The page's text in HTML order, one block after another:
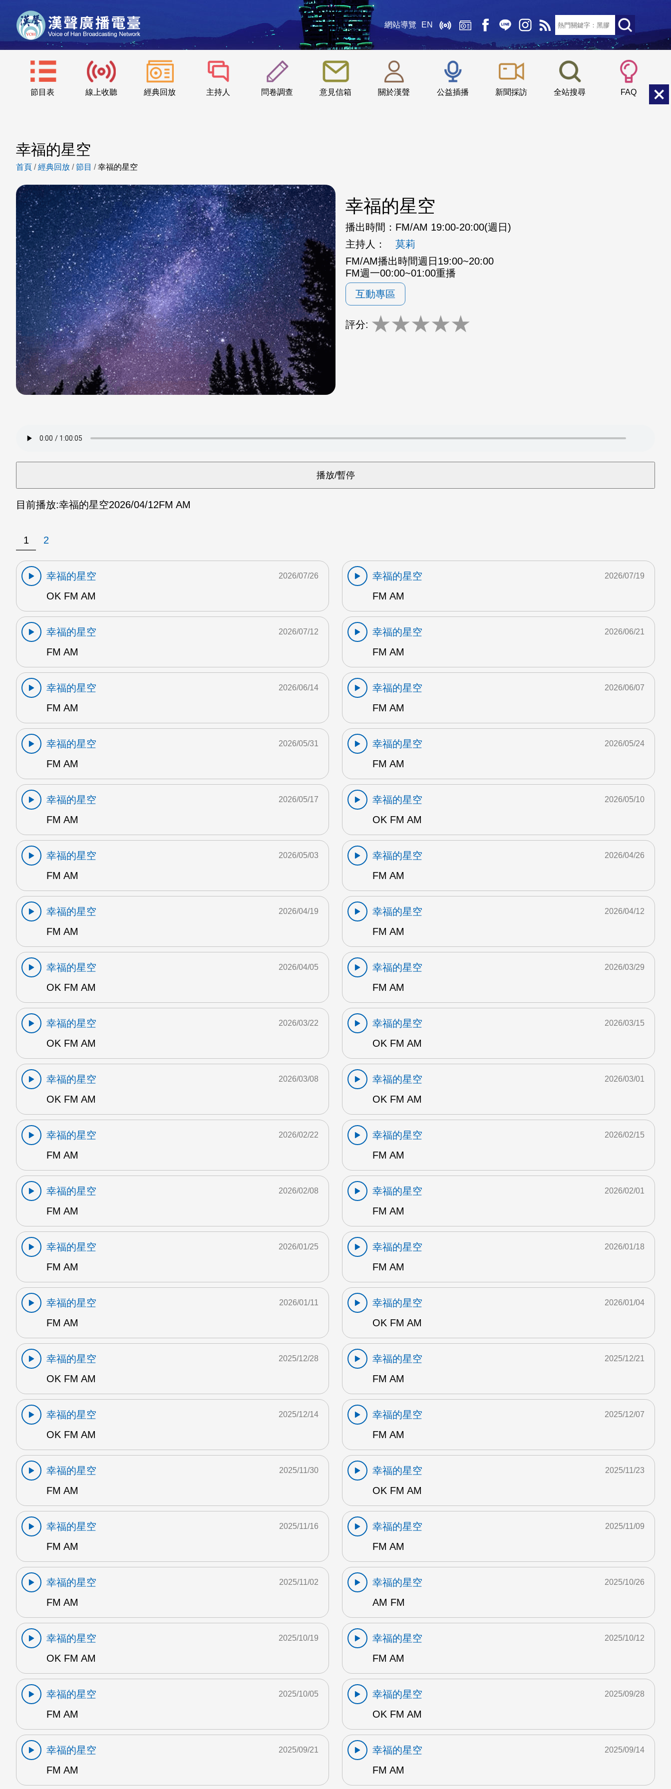
網站導覽 EN
節目表 線上收聽 經典回放 主持人 問卷調查 意見信箱 關於漢聲 公益插播 新聞採訪 全站搜尋 FAQ
::: 小 中
幸福的星空
首頁 /經典回放 /節目 /幸福的星空
幸福的星空
播出時間： FM/AM 19:00-20:00(週日)
主持人：
莫莉
FM/AM播出時間週日19:00~20:00
FM週一00:00~01:00重播
互動專區
評分: ★★★★★
目前播放:幸福的星空2026/04/12FM AM
1 2
幸福的星空
OK FM AM
2026/07/26
幸福的星空
FM AM
2026/07/19
幸福的星空
FM AM
2026/07/12
幸福的星空
FM AM
2026/06/21
幸福的星空
FM AM
2026/06/14
幸福的星空
FM AM
2026/06/07
幸福的星空
FM AM
2026/05/31
幸福的星空
FM AM
2026/05/24
幸福的星空
FM AM
2026/05/17
幸福的星空
OK FM AM
2026/05/10
幸福的星空
FM AM
2026/05/03
幸福的星空
FM AM
2026/04/26
幸福的星空
FM AM
2026/04/19
幸福的星空
FM AM
2026/04/12
幸福的星空
OK FM AM
2026/04/05
幸福的星空
FM AM
2026/03/29
幸福的星空
OK FM AM
2026/03/22
幸福的星空
OK FM AM
2026/03/15
幸福的星空
OK FM AM
2026/03/08
幸福的星空
OK FM AM
2026/03/01
幸福的星空
FM AM
2026/02/22
幸福的星空
FM AM
2026/02/15
幸福的星空
FM AM
2026/02/08
幸福的星空
FM AM
2026/02/01
幸福的星空
FM AM
2026/01/25
幸福的星空
FM AM
2026/01/18
幸福的星空
FM AM
2026/01/11
幸福的星空
OK FM AM
2026/01/04
幸福的星空
OK FM AM
2025/12/28
幸福的星空
FM AM
2025/12/21
幸福的星空
OK FM AM
2025/12/14
幸福的星空
FM AM
2025/12/07
幸福的星空
FM AM
2025/11/30
幸福的星空
OK FM AM
2025/11/23
幸福的星空
FM AM
2025/11/16
幸福的星空
FM AM
2025/11/09
幸福的星空
FM AM
2025/11/02
幸福的星空
AM FM
2025/10/26
幸福的星空
OK FM AM
2025/10/19
幸福的星空
FM AM
2025/10/12
幸福的星空
FM AM
2025/10/05
幸福的星空
OK FM AM
2025/09/28
幸福的星空
FM AM
2025/09/21
幸福的星空
FM AM
2025/09/14